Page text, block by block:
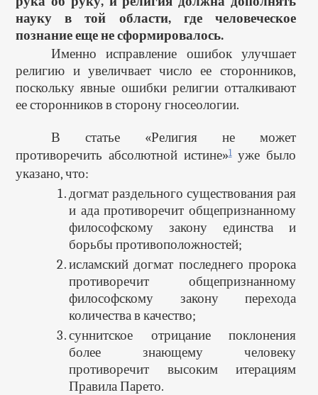
науку в той области, где человеческое
познание еще не сформировалось.
Именно исправление ошибок улучшает
религию и увеличвает число ее сторонников,
поскольку явные ошибки религии отталкивают
ее сторонников в сторону гносеологии.
В статье «Религия не может
противоречить абсолютной истине»1уже было
указано, что:
догмат раздельного существования рая
и ада противоречит общепризнанному
философскому закону единства и
борьбы противоположностей;
исламский догмат последнего пророка
противоречит общепризнанному
философскому закону перехода
количества в качество;
суннитское отрицание поклонения
более знающему человеку
противоречит высоким итерациям
Правила Парето.